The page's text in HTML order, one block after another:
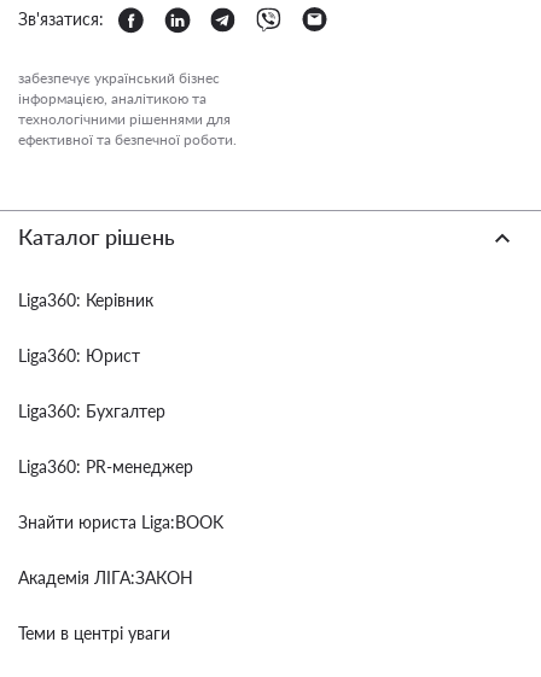
Зв'язатися:
забезпечує український бізнес
інформацією, аналітикою та
технологічними рішеннями для
ефективної та безпечної роботи.
Каталог рішень
Liga360: Керівник
Liga360: Юрист
Liga360: Бухгалтер
Liga360: PR-менеджер
Знайти юриста Liga:BOOK
Академія ЛІГА:ЗАКОН
Теми в центрі уваги